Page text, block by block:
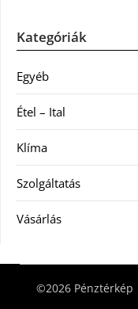
Kategóriák
Egyéb
Étel – Ital
Klíma
Szolgáltatás
Vásárlás
©2026 Pénztérkép